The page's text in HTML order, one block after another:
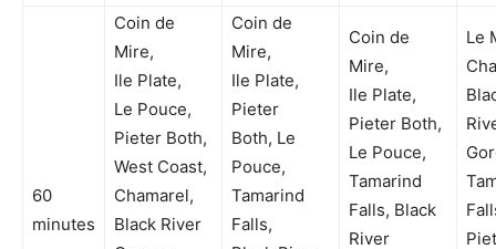
60
minutes
Coin de
Mire,
Ile Plate,
Le Pouce,
Pieter Both,
West Coast,
Chamarel,
Black River
Coin de
Mire,
Ile Plate,
Pieter
Both, Le
Pouce,
Tamarind
Falls,
Coin de
Mire,
Ile Plate,
Pieter Both,
Le Pouce,
Tamarind
Falls, Black
River
Le